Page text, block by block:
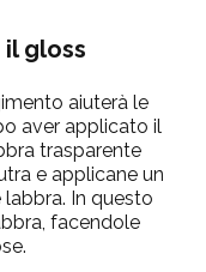
il gloss
aiuterà le
aver applicato il
trasparente
e applicane un
In questo
facendole